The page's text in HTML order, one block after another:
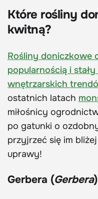
Które rośliny
kwitną?
Rośliny doniczkowe
popularnością i
wnętrzarskich
ostatnich latach
miłośnicy
po gatunki o
przyjrzeć się im
uprawy!
Gerbera (Gerbera)